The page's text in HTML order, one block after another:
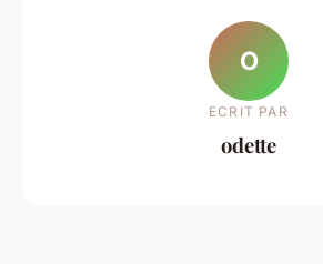
O
ECRIT PAR
odette